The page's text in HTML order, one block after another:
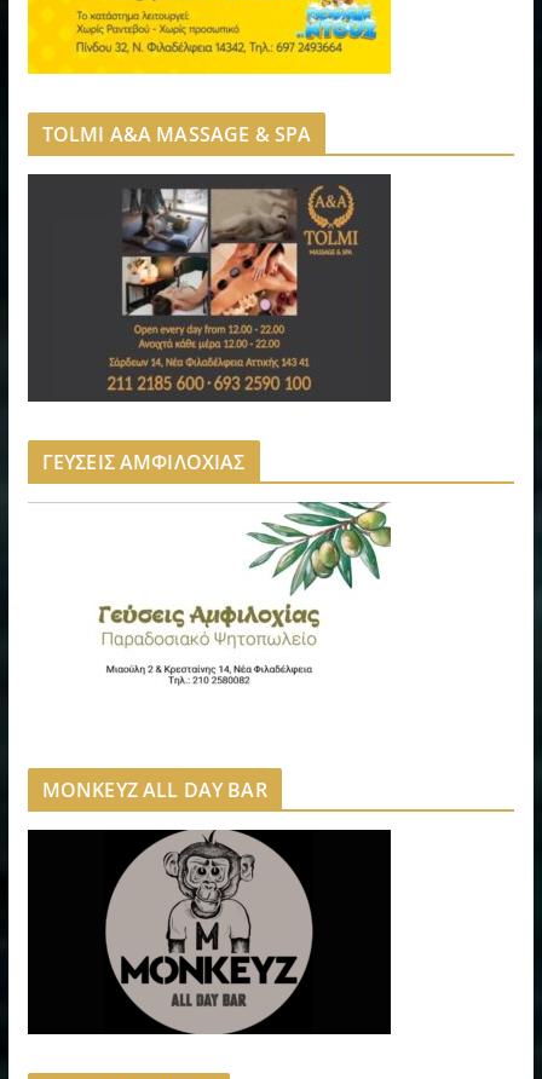
TOLMI A&A MASSAGE & SPA
ΓΕΥΣΕΙΣ ΑΜΦΙΛΟΧΙΑΣ
MONKEYZ ALL DAY BAR